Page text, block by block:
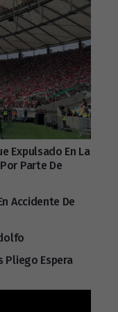
Expulsado En La
Parte De
Accidente De
Pliego Espera